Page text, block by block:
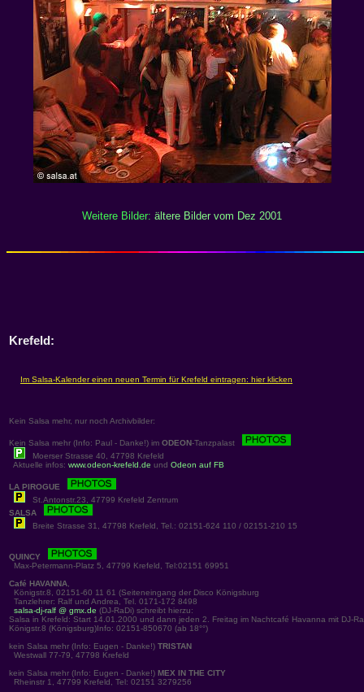
Weitere Bilder: ältere Bilder vom Dez 2001
Krefeld:
Kein Salsa mehr, nur noch Archivbilder:
Kein Salsa mehr (Info: Paul - Danke!) im ODEON-Tanzpalast
Moerser Strasse 40, 47798 Krefeld
Aktuelle infos: www.odeon-krefeld.de und Odeon auf FB
LA PIROGUE
St.Antonstr.23, 47799 Krefeld Zentrum
SALSA
Breite Strasse 31, 47798 Krefeld, Tel.: 02151-624 110 / 02151-210 15
QUINCY
Max-Petermann-Platz 5, 47799 Krefeld, Tel:02151 69951
Café HAVANNA,
Königstr.8, 02151-60 11 61 (Seiteneingang der Disco Königsburg
Tanzlehrer: Ralf und Andrea, Tel. 0171-172 8498
salsa-dj-ralf @ gmx.de (DJ-RaDi) schreibt hierzu:
Salsa in Krefeld: Start 14.01.2000 und dann jeden 2. Freitag im Nachtcafé Havanna mit DJ-
Königstr.8 (Königsburg)Info: 02151-850670 (ab 18°°)
kein Salsa mehr (Info: Eugen - Danke!) TRISTAN
Westwall 77-79, 47798 Krefeld
kein Salsa mehr (Info: Eugen - Danke!) MEX IN THE CITY
Rheinstr 1, 47799 Krefeld, Tel: 02151 3279256